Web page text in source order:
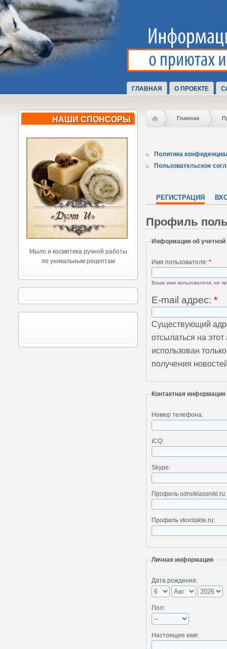
ГЛАВНАЯ О ПРОЕКТЕ
НАШИ СПОНСОРЫ
Мыло и косметика ручной работы
по уникальным рецептам
Главная
Политика
Пользовательское
РЕГИСТРАЦИЯ
Профиль
Информация об учетной
Имя пользователя: *
Ваше имя пользователя; не
E-mail адрес: *
Существующий
отсылаться на
использован
получения
Контактная информация
Номер телефона:
ICQ:
Skype:
Профиль odnoklassniki.ru:
Профиль vkontakte.ru:
Личная информация
Дата рождения:
Пол:
Настоящее имя: